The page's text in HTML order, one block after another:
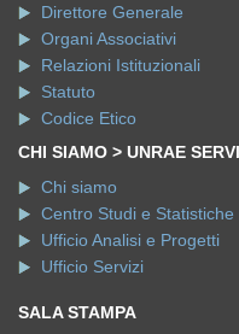
Direttore Generale
Organi Associativi
Relazioni Istituzionali
Statuto
Codice Etico
CHI SIAMO > UNRAE
Chi siamo
Centro Studi e Statistiche
Ufficio Analisi e Progetti
Ufficio Servizi
SALA STAMPA